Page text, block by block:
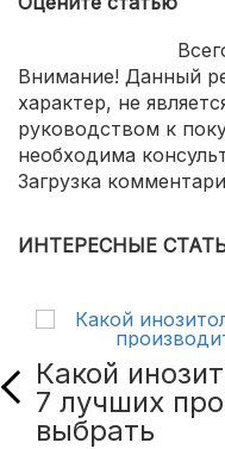
Внимание! Данный
характер, не
руководством к
необходима
Загрузка
ИНТЕРЕСНЫЕ
Какой
7 лучших
выбрать